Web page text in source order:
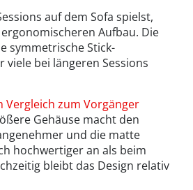
auf dem Sofa spielst,
Aufbau. Die
symmetrische Stick-
bei längeren Sessions
Vergleich zum Vorgänger
Gehäuse macht den
und die matte
hochwertiger an als beim
bleibt das Design relativ